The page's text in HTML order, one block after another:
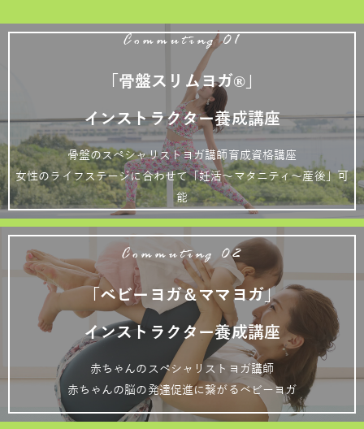
Commuting 01
「骨盤スリムヨガ®」
インストラクター養成講座
骨盤のスペシャリストヨガ講師育成資格講座
女性のライフステージに合わせて「妊活～マタニティ～産後」可
能
Commuting 02
「ベビーヨガ＆ママヨガ」
インストラクター養成講座
赤ちゃんのスペシャリストヨガ講師
赤ちゃんの脳の発達促進に繋がるベビーヨガ